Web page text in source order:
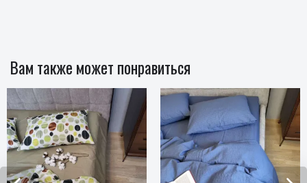
Вам также может понравиться